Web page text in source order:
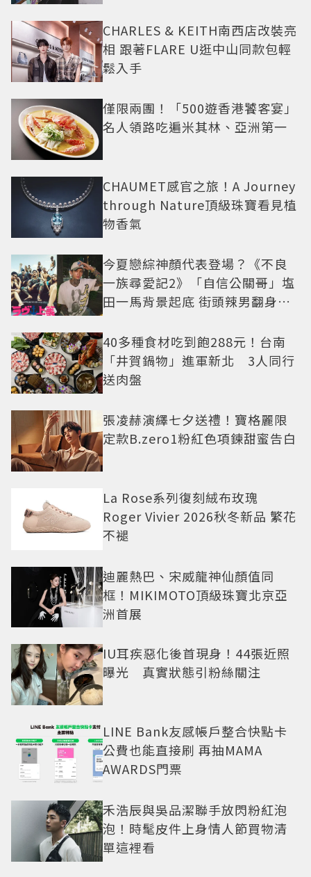
CHARLES & KEITH南西店改裝亮
相 跟著FLARE U逛中山同款包輕
鬆入手
僅限兩團！「500遊香港饕客宴」
名人領路吃遍米其林、亞洲第一
CHAUMET感官之旅！A Journey
through Nature頂級珠寶看見植
物香氣
今夏戀綜神顏代表登場？《不良
一族尋愛記2》「自信公關哥」塩
田一馬背景起底 街頭辣男翻身當
40多種食材吃到飽288元！台南
「井賀鍋物」進軍新北 3人同行
送肉盤
張凌赫演繹七夕送禮！寶格麗限
定款B.zero1粉紅色項鍊甜蜜告白
La Rose系列復刻絨布玫瑰
Roger Vivier 2026秋冬新品 繁花
不褪
迪麗熱巴、宋威龍神仙顏值同
框！MIKIMOTO頂級珠寶北京亞
洲首展
IU耳疾惡化後首現身！44張近照
曝光 真實狀態引粉絲關注
LINE Bank友感帳戶整合快點卡
公費也能直接刷 再抽MAMA
AWARDS門票
禾浩辰與吳品潔聯手放閃粉紅泡
泡！時髦皮件上身情人節買物清
單這裡看